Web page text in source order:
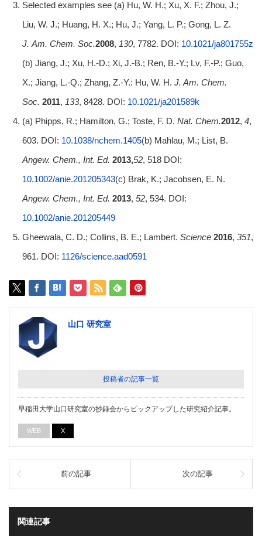
Selected examples see (a) Hu, W. H.; Xu, X. F.; Zhou, J.;
Liu, W. J.; Huang, H. X.; Hu, J.; Yang, L. P.; Gong, L. Z.
J. Am. Chem. Soc.2008, 130, 7782. DOI: 10.1021/ja801755z
(b) Jiang, J.; Xu, H.-D.; Xi, J.-B.; Ren, B.-Y.; Lv, F.-P.; Guo,
X.; Jiang, L.-Q.; Zhang, Z.-Y.: Hu, W. H. J. Am. Chem.
Soc. 2011, 133, 8428. DOI: 10.1021/ja201589k
(a) Phipps, R.; Hamilton, G.; Toste, F. D. Nat. Chem.2012, 4,
603. DOI: 10.1038/nchem.1405(b) Mahlau, M.; List, B.
Angew. Chem., Int. Ed. 2013,52, 518 DOI:
10.1002/anie.201205343(c) Brak, K.; Jacobsen, E. N.
Angew. Chem., Int. Ed. 2013, 52, 534. DOI:
10.1002/anie.201205449
Gheewala, C. D.; Collins, B. E.; Lambert. Science 2016, 351,
961. DOI: 1126/science.aad0591
山口 研究室
投稿者の記事一覧
早稲田大学山口研究室の抄録会からピックアップした研究紹介記事。
WEB X
前の記事 次の記事
関連記事